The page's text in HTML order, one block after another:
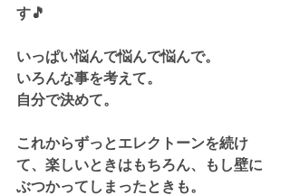
す🎵
いっぱい悩んで悩んで悩んで。
いろんな事を考えて。
自分で決めて。
これからずっとエレクトーンを続け
て、楽しいときはもちろん、もし壁に
ぶつかってしまったときも。